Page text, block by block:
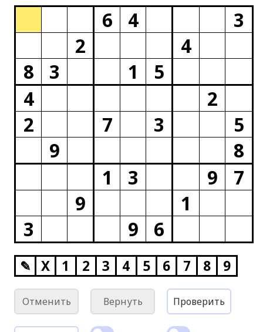
6 4
3
2
4
8
3 1
5
4
2
2
7 3
5
9
8
1
3 9
7
9
1
3
9 6
✎ X 1 2 3 4 5 6 7 8 9
Отменить Вернуть Проверить